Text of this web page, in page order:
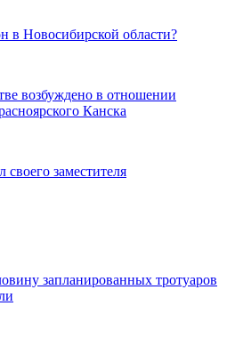
в Новосибирской области?
возбуждено в отношении
Канска
заместителя
запланированных тротуаров